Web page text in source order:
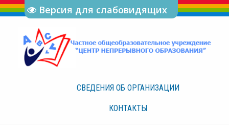
Версия для слабовидящих
СВЕДЕНИЯ ОБ ОРГАНИЗАЦИИ
КОНТАКТЫ